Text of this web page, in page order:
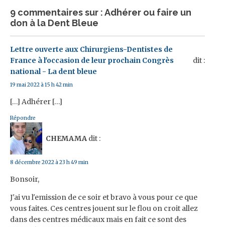
9 commentaires sur : Adhérer ou faire un
don à la Dent Bleue
Lettre ouverte aux Chirurgiens-Dentistes de
France à l'occasion de leur prochain Congrès
national - La dent bleue
dit :
19 mai 2022 à 15 h 42 min
[…] Adhérer […]
Répondre
CHEMAMA dit :
8 décembre 2022 à 23 h 49 min
Bonsoir,
J'ai vu l'emission de ce soir et bravo à vous pour ce que
vous faites. Ces centres jouent sur le flou on croit allez
dans des centres médicaux mais en fait ce sont des